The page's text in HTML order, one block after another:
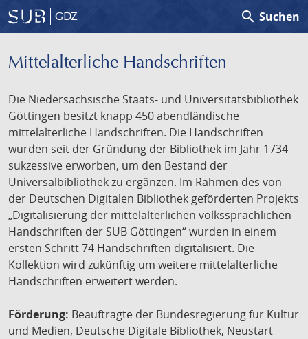
GDZ search Suchen
Mittelalterliche Handschriften
Die Niedersächsische Staats- und Universitätsbibliothek
Göttingen besitzt knapp 450 abendländische
mittelalterliche Handschriften. Die Handschriften
wurden seit der Gründung der Bibliothek im Jahr 1734
sukzessive erworben, um den Bestand der
Universalbibliothek zu ergänzen. Im Rahmen des von
der Deutschen Digitalen Bibliothek geförderten Projekts
„Digitalisierung der mittelalterlichen volkssprachlichen
Handschriften der SUB Göttingen“ wurden in einem
ersten Schritt 74 Handschriften digitalisiert. Die
Kollektion wird zukünftig um weitere mittelalterliche
Handschriften erweitert werden.
Förderung: Beauftragte der Bundesregierung für Kultur
und Medien, Deutsche Digitale Bibliothek, Neustart